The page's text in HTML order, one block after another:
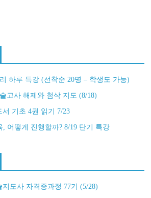
하루 특강 (선착순 20명 – 학생도 가능)
고사 해제와 첨삭 지도 (8/18)
기초 4권 읽기 7/23
어떻게 진행할까? 8/19 단기 특강
도사 자격증과정 77기 (5/28)